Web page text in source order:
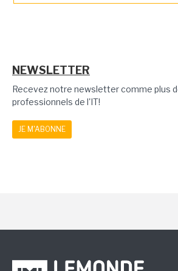
NEWSLETTER
Recevez notre newsletter comme plus
professionnels de l'IT!
JE M'ABONNE